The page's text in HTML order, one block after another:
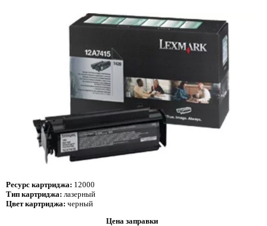
Ресурс картриджа: 12000
Тип картриджа: лазерный
Цвет картриджа: черный
Цена заправки